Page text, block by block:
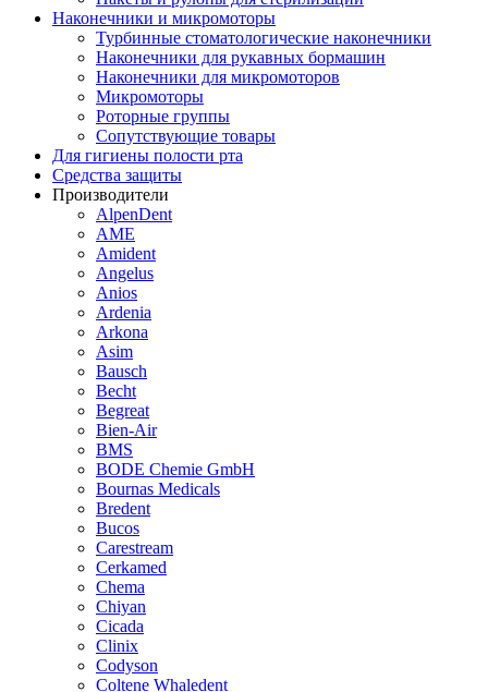
Наконечники и микромоторы
Турбинные стоматологические наконечники
Наконечники для рукавных бормашин
Наконечники для микромоторов
Микромоторы
Роторные группы
Сопутствующие товары
Для гигиены полости рта
Средства защиты
Производители
AlpenDent
AME
Amident
Angelus
Anios
Ardenia
Arkona
Asim
Bausch
Becht
Begreat
Bien-Air
BMS
BODE Chemie GmbH
Bournas Medicals
Bredent
Bucos
Carestream
Cerkamed
Chema
Chiyan
Cicada
Clinix
Codyson
Coltene Whaledent